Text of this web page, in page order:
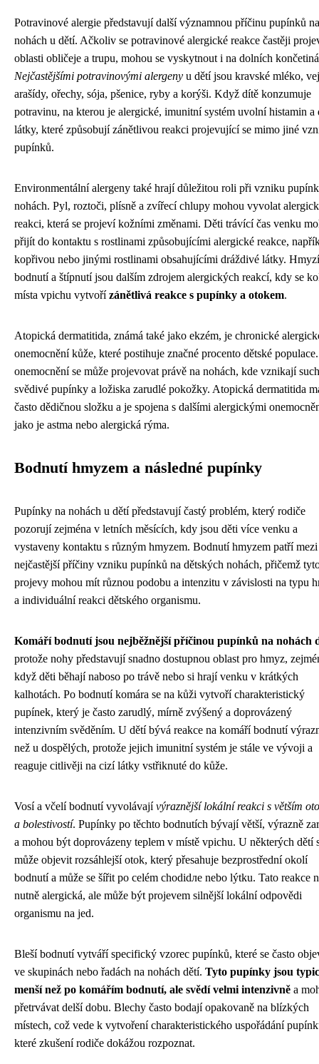
Potravinové alergie představují další významnou příčinu pupínků na
nohách u dětí. Ačkoliv se potravinové alergické reakce častěji
oblasti obličeje a trupu, mohou se vyskytnout i na dolních
Nejčastějšími potravinovými alergeny u dětí jsou kravské mléko,
arašídy, ořechy, sója, pšenice, ryby a korýši. Když dítě konzumuje
potravinu, na kterou je alergické, imunitní systém uvolní histamin a
látky, které způsobují zánětlivou reakci projevující se mimo jiné
pupínků.
Environmentální alergeny také hrají důležitou roli při vzniku
nohách. Pyl, roztoči, plísně a zvířecí chlupy mohou vyvolat
reakci, která se projeví kožními změnami. Děti trávící čas venku
přijít do kontaktu s rostlinami způsobujícími alergické reakce,
kopřivou nebo jinými rostlinami obsahujícími dráždivé látky. Hmyzí
bodnutí a štípnutí jsou dalším zdrojem alergických reakcí, kdy se
místa vpichu vytvořízánětlivá reakce s pupínky a otokem.
Atopická dermatitida, známá také jako ekzém, je chronické
onemocnění kůže, které postihuje značné procento dětské
onemocnění se může projevovat právě na nohách, kde vznikají
svědivé pupínky a ložiska zarudlé pokožky. Atopická dermatitida
často dědičnou složku a je spojena s dalšími alergickými
jako je astma nebo alergická rýma.
Bodnutí hmyzem a následné pupínky
Pupínky na nohách u dětí představují častý problém, který rodiče
pozorují zejména v letních měsících, kdy jsou děti více venku a
vystaveny kontaktu s různým hmyzem. Bodnutí hmyzem patří mezi
nejčastější příčiny vzniku pupínků na dětských nohách, přičemž
projevy mohou mít různou podobu a intenzitu v závislosti na typu
a individuální reakci dětského organismu.
Komáří bodnutí jsou nejběžnější příčinou pupínků na nohách
protože nohy představují snadno dostupnou oblast pro hmyz,
když děti běhají naboso po trávě nebo si hrají venku v krátkých
kalhotách. Po bodnutí komára se na kůži vytvoří charakteristický
pupínek, který je často zarudlý, mírně zvýšený a doprovázený
intenzivním svěděním. U dětí bývá reakce na komáří bodnutí
než u dospělých, protože jejich imunitní systém je stále ve vývoji a
reaguje citlivěji na cizí látky vstřiknuté do kůže.
Vosí a včelí bodnutí vyvolávajívýraznější lokální reakci s větším
a bolestivostí. Pupínky po těchto bodnutích bývají větší, výrazně
a mohou být doprovázeny teplem v místě vpichu. U některých dětí
může objevit rozsáhlejší otok, který přesahuje bezprostřední okolí
bodnutí a může se šířit po celém chodidле nebo lýtku. Tato reakce
nutně alergická, ale může být projevem silnější lokální odpovědi
organismu na jed.
Bleší bodnutí vytváří specifický vzorec pupínků, které se často
ve skupinách nebo řadách na nohách dětí. Tyto pupínky jsou
menší než po komářím bodnutí, ale svědí velmi intenzivně a
přetrvávat delší dobu. Blechy často bodají opakovaně na blízkých
místech, což vede k vytvoření charakteristického uspořádání
které zkušení rodiče dokážou rozpoznat.